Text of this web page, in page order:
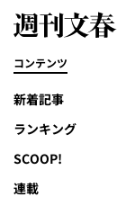
コンテンツ
新着記事
ランキング
SCOOP!
連載